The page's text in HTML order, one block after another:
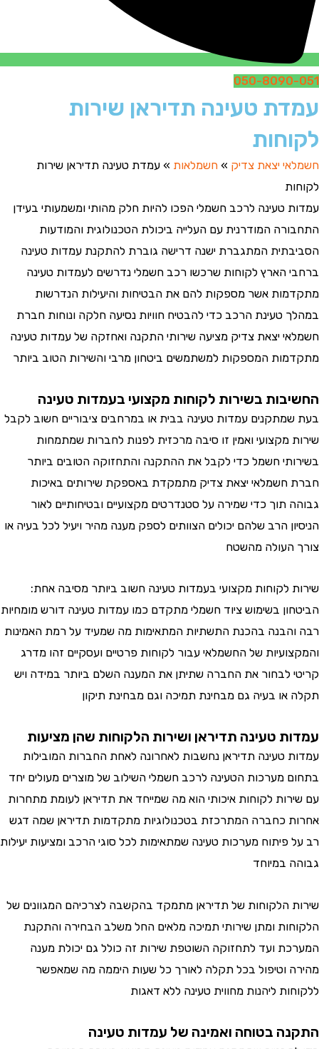
050-8090-051
עמדת טעינה תדיראן שירות
לקוחות
חשמלאי יצאת צדיק » חשמלאות » עמדת טעינה תדיראן שירות
לקוחות
עמדות טעינה לרכב חשמלי הפכו להיות חלק מהותי ומשמעותי בעידן
התחבורה המודרנית עם העלייה ביכולת הטכנולוגית והמודעות
הסביבתית המתגברת ישנה דרישה גוברת להתקנת עמדות טעינה
ברחבי הארץ לקוחות שרכשו רכב חשמלי נדרשים לעמדות טעינה
מתקדמות אשר מספקות להם את הבטיחות והיעילות הנדרשות
במהלך טעינת הרכב כדי להבטיח חוויות נסיעה חלקה ונוחות חברת
חשמלאי יצאת צדיק מציעה שירותי התקנה ואחזקה של עמדות טעינה
מתקדמות המספקות למשתמשים ביטחון מרבי והשירות הטוב ביותר
החשיבות בשירות לקוחות מקצועי בעמדות טעינה
בעת שמתקנים עמדות טעינה בבית או במרחבים ציבוריים חשוב לקבל
שירות מקצועי ואמין זו סיבה מרכזית לפנות לחברות שמתמחות
בשירותי חשמל כדי לקבל את ההתקנה והתחזוקה הטובים ביותר
חברת חשמלאי יצאת צדיק מתמקדת באספקת שירותים באיכות
גבוהה תוך כדי שמירה על סטנדרטים מקצועיים ובטיחותיים לאור
הניסיון הרב שלהם יכולים הצוותים לספק מענה מהיר ויעיל לכל בעיה או
צורך העולה מהשטח
שירות לקוחות מקצועי בעמדות טעינה חשוב ביותר מסיבה אחת:
הביטחון בשימוש ציוד חשמלי מתקדם כמו עמדות טעינה דורש מומחיות
רבה והבנה בהכנת התשתיות המתאימות מה שמעיד על רמת האמינות
והמקצועיות של החשמלאי עבור לקוחות פרטיים ועסקיים זהו מדרג
קריטי לבחור את החברה שתיתן את המענה השלם ביותר במידה ויש
תקלה או בעיה גם מבחינת תמיכה וגם מבחינת תיקון
עמדות טעינה תדיראן ושירות הלקוחות שהן מציעות
עמדות טעינה תדיראן נחשבות לאחרונה לאחת החברות המובילות
בתחום מערכות הטעינה לרכב חשמלי השילוב של מוצרים מעולים יחד
עם שירות לקוחות איכותי הוא מה שמייחד את תדיראן לעומת מתחרות
אחרות כחברה המתרכזת בטכנולוגיות מתקדמות תדיראן שמה דגש
רב על פיתוח מערכות טעינה שמתאימות לכל סוגי הרכב ומציעות יעילות
גבוהה במיוחד
שירות הלקוחות של תדיראן מתמקד בהקשבה לצרכיהם המגוונים של
הלקוחות ומתן שירותי תמיכה מלאים החל משלב הבחירה והתקנת
המערכת ועד לתחזוקה השוטפת שירות זה כולל גם יכולת מענה
מהירה וטיפול בכל תקלה לאורך כל שעות היממה מה שמאפשר
ללקוחות ליהנות מחווית טעינה ללא דאגות
התקנה בטוחה ואמינה של עמדות טעינה